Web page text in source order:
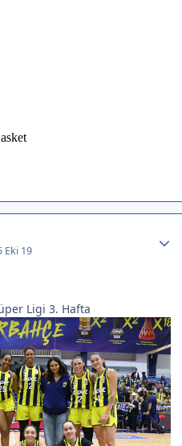
Eki 19
Ligi 3. Hafta